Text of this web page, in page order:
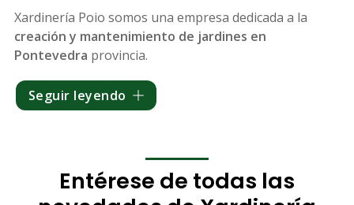
Xardinería Poio somos una empresa dedicada a la
creación y mantenimiento de jardines en
Pontevedra provincia.
Nuestro equipo de jardineros cuenta con una amplia
experiencia en la ejecución de los trabajos de
de riego, desbroce, colocación de césped natural o
artificial, aplicación de tratamientos fitosanitarios,
Seguir leyendo
Entérese de todas las